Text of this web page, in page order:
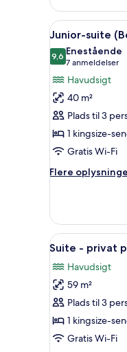
suite
(SJMB-
GE)
Indlæs
alle
billeder
af
Junior-
suite
(Beach,
SJME-
GE)
5
Junior-suite
9,69,6 ud af 10
Enestående
7 anmeldelser
(7
anmeldelser)
Havudsigt
40 m²
Plads til 3
1 kingsize-
Gratis Wi-Fi
Flere
Flere
suite
(Beach,
SJME-
Indlæs
alle
billeder
af
Suite
-
privat
10
Suite - privat
Havudsigt
59 m²
Plads til 3
1 kingsize-
Gratis Wi-Fi